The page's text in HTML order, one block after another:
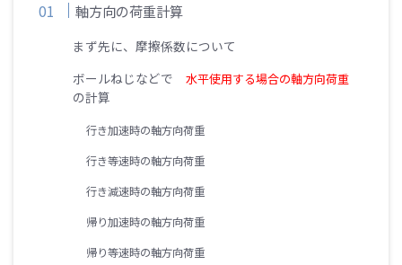
軸方向の荷重計算
まず先に、摩擦係数について
ボールねじなどで 水平使用する場合の軸方向荷重
の計算
行き加速時の軸方向荷重
行き等速時の軸方向荷重
行き減速時の軸方向荷重
帰り加速時の軸方向荷重
帰り等速時の軸方向荷重